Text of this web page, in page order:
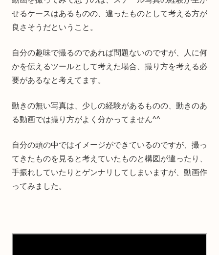
せるケースはあるものの、違ったものとして考える方が
良さそうだということ。
自分の趣味で撮るのであれば問題ないのですが、人に何
かを伝えるツールとして考えた場合、撮り方を考える必
要があるなと考えてます。
動きの無い写真は、少しの経験があるものの、動きのあ
る動画では撮り方がよく分かってません^^
自分の頭の中ではイメージができているのですが、撮っ
てきたものを見ると考えていたものと構図が違ったり、
手振れしていたりとゲンナリしてしまいますが、動画作
ってみました。